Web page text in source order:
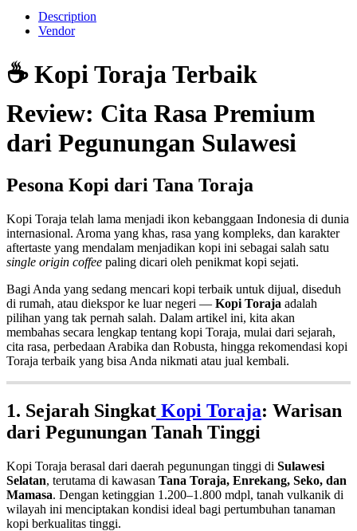
Description
Vendor
☕ Kopi Toraja Terbaik
Review: Cita Rasa Premium
dari Pegunungan Sulawesi
Pesona Kopi dari Tana Toraja
Kopi Toraja telah lama menjadi ikon kebanggaan Indonesia di dunia
internasional. Aroma yang khas, rasa yang kompleks, dan karakter
aftertaste yang mendalam menjadikan kopi ini sebagai salah satu
single origin coffee paling dicari oleh penikmat kopi sejati.
Bagi Anda yang sedang mencari kopi terbaik untuk dijual, diseduh
di rumah, atau diekspor ke luar negeri — Kopi Toraja adalah
pilihan yang tak pernah salah. Dalam artikel ini, kita akan
membahas secara lengkap tentang kopi Toraja, mulai dari sejarah,
cita rasa, perbedaan Arabika dan Robusta, hingga rekomendasi kopi
Toraja terbaik yang bisa Anda nikmati atau jual kembali.
1. Sejarah Singkat Kopi Toraja: Warisan
dari Pegunungan Tanah Tinggi
Kopi Toraja berasal dari daerah pegunungan tinggi di Sulawesi
Selatan, terutama di kawasan Tana Toraja, Enrekang, Seko, dan
Mamasa. Dengan ketinggian 1.200–1.800 mdpl, tanah vulkanik di
wilayah ini menciptakan kondisi ideal bagi pertumbuhan tanaman
kopi berkualitas tinggi.